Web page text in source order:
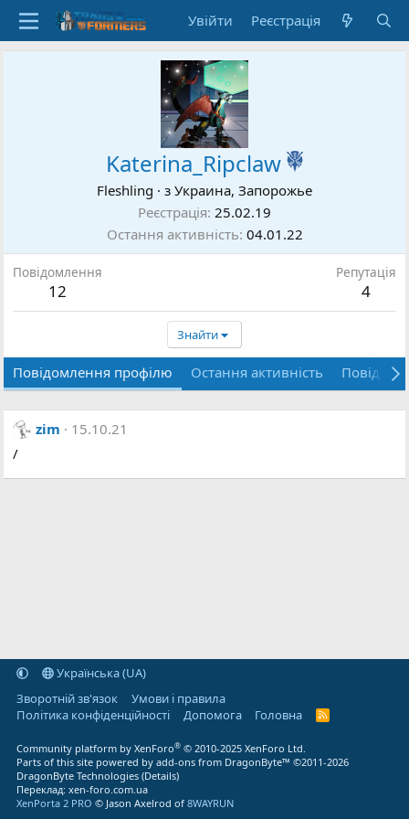
Увійти Реєстрація
Katerina_Ripclaw
Fleshling · з Украина, Запорожье
Реєстрація 25.02.19
Остання активність 04.01.22
Повідомлення
12
Репутація
4
Знайти
Повідомлення профілю Остання активність
zim
15.10.21
/
Українська (UA)
Зворотній зв'язок
Умови і правила
Політика конфіденційності
Дoпoмoга Головна
R
Community platform by XenForo® © 2010-2025 XenForo Ltd.
Parts of this site powered byadd-ons from DragonByte™ ©2011-2026
DragonByte Technologies (Details)
Переклад:xen-foro.com.ua
XenPorta 2 PRO © Jason Axelrod of8WAYRUN